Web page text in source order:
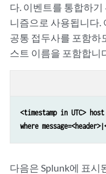
다. 이벤트를 통합하
니즘으로 사용됩니다.
공통 접두사를 포함하
스트 이름을 포함합니
<timestamp in UTC> host
where
다음은 Splunk에 표시